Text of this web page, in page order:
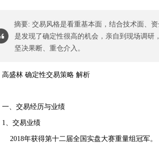
摘要: 交易风格是看重基本面，结合技术面、
是发现了确定性很高的机会，亲自到现场调研
坚决果断、重仓介入。
高盛林 确定性交易策略 解析
一、交易经历与业绩
1、交易业绩
2018年获得第十二届全国实盘大赛重量组冠军。